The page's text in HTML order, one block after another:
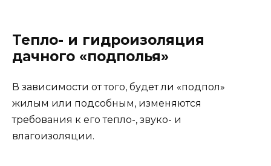
Тепло- и гидроизоляция
дачного «подполья»
В зависимости от того, будет ли «подпол»
жилым или подсобным, изменяются
требования к его тепло-, звуко- и
влагоизоляции.